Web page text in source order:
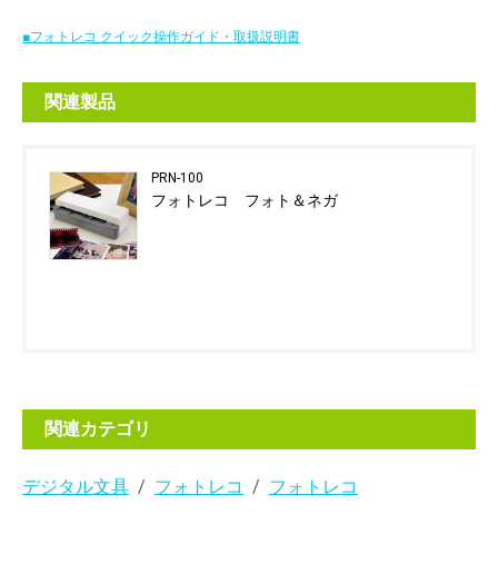
■フォトレコ クイック操作ガイド・取扱説明書
関連製品
PRN-100
フォトレコ フォト＆ネガ
関連カテゴリ
デジタル文具 フォトレコ フォトレコ